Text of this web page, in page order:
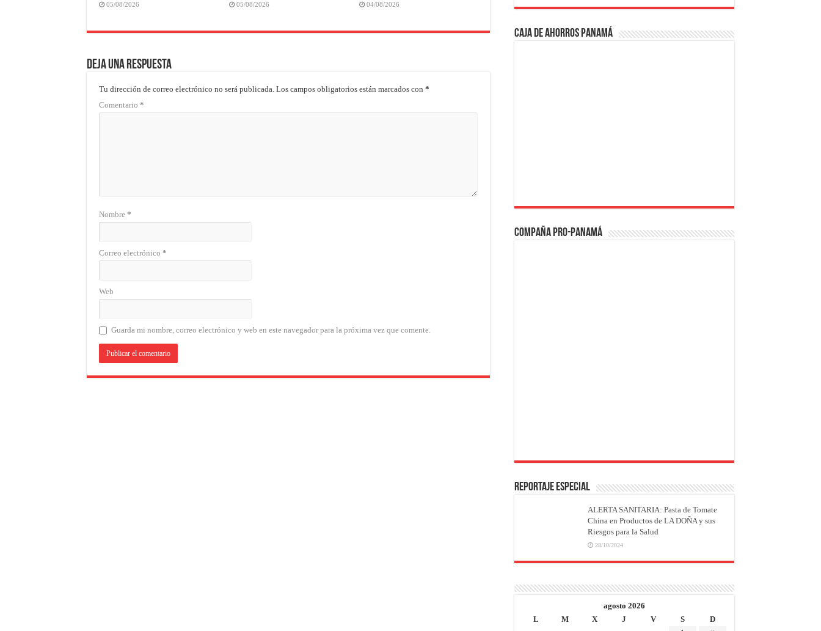
05/08/2026 05/08/2026 04/08/2026
Deja una respuesta
Tu dirección de correo electrónico no será publicada. Los campos obligatorios están marcados con *
Comentario *
Nombre *
Correo electrónico *
Web
Guarda mi nombre, correo electrónico y web en este navegador para la próxima vez que comente.
Caja de Ahorros Panamá
Compaña PRO-Panamá
REPORTAJE ESPECIAL
ALERTA SANITARIA: Pasta de Tomate
China en Productos de LA DOÑA y sus
Riesgos para la Salud
28/10/2024
agosto 2026
L
M X J V S
D